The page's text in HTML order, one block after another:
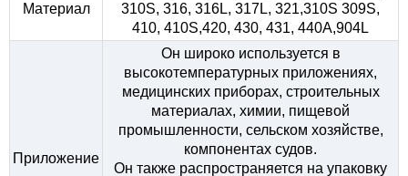
Материал
310S, 316, 316L, 317L, 321,310S 309S,
410, 410S,420, 430, 431, 440A,904L
Приложение
Он широко используется в
высокотемпературных приложениях,
медицинских приборах, строительных
материалах, химии, пищевой
промышленности, сельском хозяйстве,
компонентах судов.
Он также распространяется на упаковку